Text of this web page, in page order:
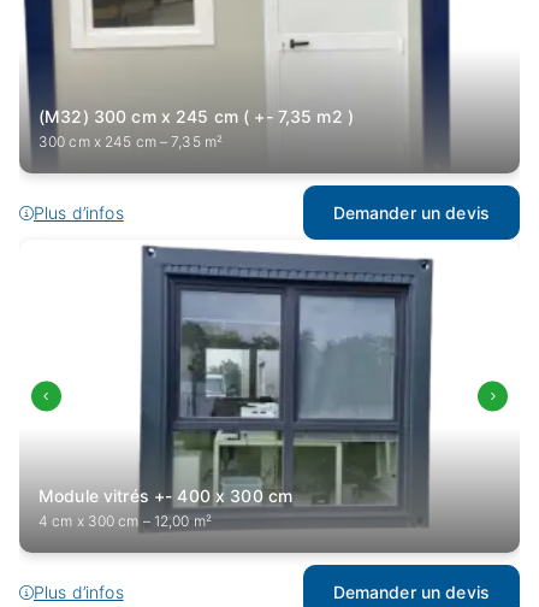
(M32) 300 cm x 245 cm ( +- 7,35 m2 )
300 cm x 245 cm – 7,35 m²
Plus d’infos Demander un devis
Module vitrés +- 400 x 300 cm
4 cm x 300 cm – 12,00 m²
Plus d’infos Demander un devis